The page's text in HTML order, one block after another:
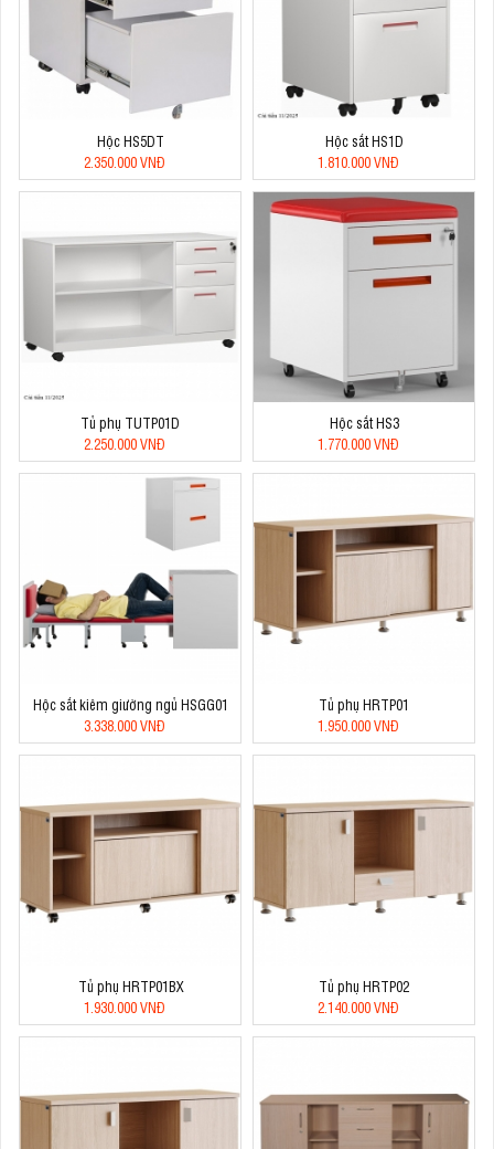
Hộc HS5DT
2.350.000 VNĐ
Hộc sắt HS1D
1.810.000 VNĐ
Tủ phụ TUTP01D
2.250.000 VNĐ
Hộc sắt HS3
1.770.000 VNĐ
Hộc sắt kiêm giường ngủ HSGG01
3.338.000 VNĐ
Tủ phụ HRTP01
1.950.000 VNĐ
Tủ phụ HRTP01BX
1.930.000 VNĐ
Tủ phụ HRTP02
2.140.000 VNĐ